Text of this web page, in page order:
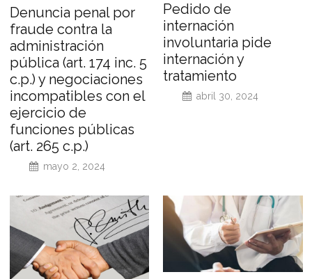
Denuncia penal por
fraude contra la
administración
pública (art. 174 inc. 5
c.p.) y negociaciones
incompatibles con el
ejercicio de
funciones públicas
(art. 265 c.p.)
mayo 2, 2024
Pedido de
internación
involuntaria pide
internación y
tratamiento
abril 30, 2024